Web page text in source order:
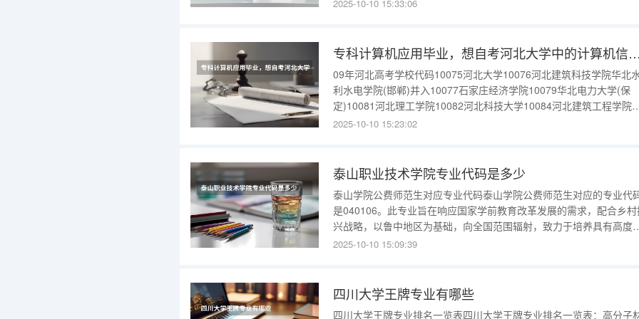
2025-10-10 15:33:06
专科计算机应用毕业，想自考河北大学中的计算机信息管理专业，需要哪些课程，可以免考哪些科目
09年河北高考学校代码10075河北大学10076河北建筑科技学院华北
利水电学院(邯郸)并入10077石家庄经济学院10079华北电力大学(保
定)10081河北理工学院10082河北科技大学10084河北建筑工程学院
10085河北工程技术高等专科学校10087张家口农业高等专科学校
2025-10-10 15:23:02
泰山职业技术学院专业代码是多少
泰山学院公费师范生对应专业代码泰山学院公费师范生对应的专业代
是040106。此专业旨在响应国家学前教育改革发展的需求，配合乡
兴战略，以鲁中地区为基础，向全国范围辐射，致力于培养具有高度
治觉悟、高尚师德师风的教育工作者。他们热爱学前教育事业，具备扎
该专业课程
2025-10-10 15:09:39
四川大学王牌专业有哪些
四川大学王牌专业排名一览表四川大学王牌专业排名一览表：高分子